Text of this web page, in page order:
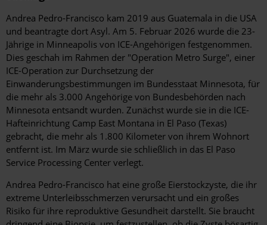
Andrea Pedro-Francisco kam 2019 aus Guatemala in die USA
und beantragte dort Asyl. Am 5. Februar 2026 wurde die 23-
Jährige in Minneapolis von ICE-Angehörigen festgenommen.
Dies geschah im Rahmen der "Operation Metro Surge", einer
ICE-Operation zur Durchsetzung der
Einwanderungsbestimmungen im Bundesstaat Minnesota, für
die mehr als 3.000 Angehörige von Bundesbehörden nach
Minnesota entsandt wurden. Zunächst wurde sie in die ICE-
Hafteinrichtung Camp East Montana in El Paso (Texas)
gebracht, die mehr als 1.800 Kilometer von ihrem Wohnort
entfernt ist. Im März wurde sie schließlich in das El Paso
Service Processing Center verlegt.
Andrea Pedro-Francisco hat eine große Eierstockzyste, die ihr
extreme Unterleibsschmerzen verursacht und ein großes
Risiko für ihre reproduktive Gesundheit darstellt. Sie braucht